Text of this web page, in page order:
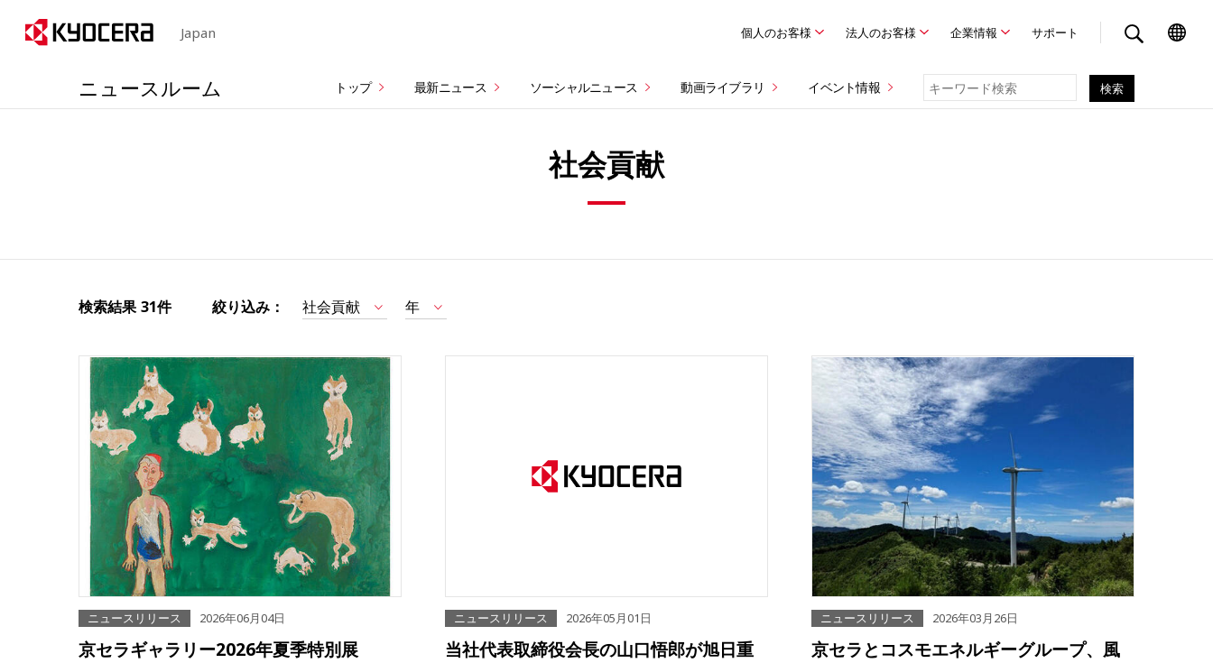
Japan 個人のお客様 法人のお客様 企業情報 サポート
ニュースルーム トップ 最新ニュース ソーシャルニュース 動画ライブラリ イベント情報
社会貢献
検索結果 31件 絞り込み： 社会貢献 年
ニュースリリース 2026年06月04日
京セラギャラリー2026年夏季特別展
ニュースリリース 2026年05月01日
当社代表取締役会長の山口悟郎が旭日重
ニュースリリース 2026年03月26日
京セラとコスモエネルギーグループ、風